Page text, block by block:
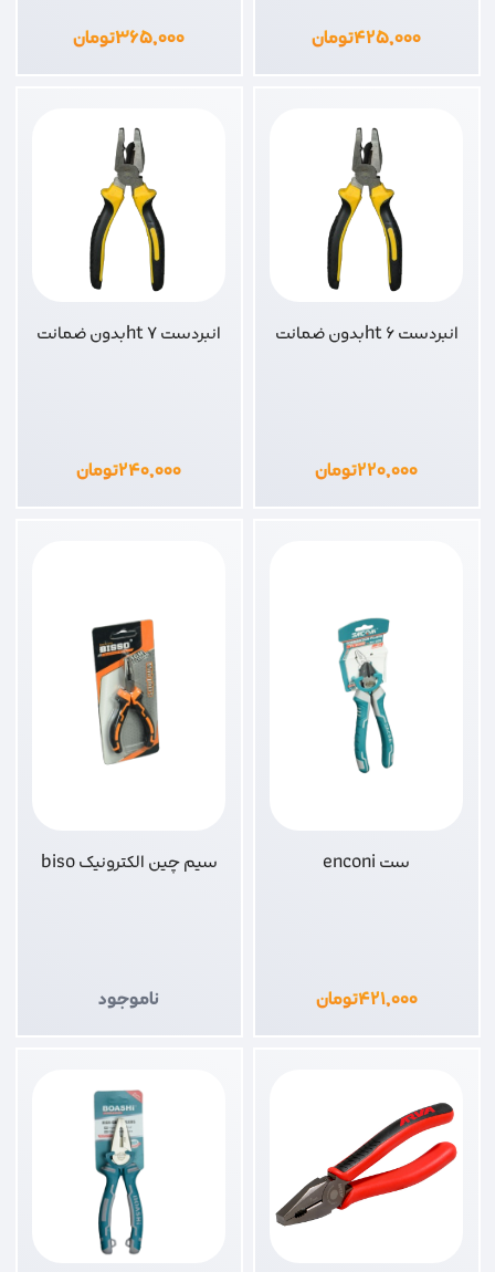
۴۲۵,۰۰۰تومان ۳۶۵,۰۰۰تومان
انبردست 6 htبدون ضمانت
۲۲۰,۰۰۰تومان
انبردست 7 htبدون ضمانت
۲۴۰,۰۰۰تومان
ست enconi
۴۲۱,۰۰۰تومان
سیم چین الکترونیک biso
ناموجود